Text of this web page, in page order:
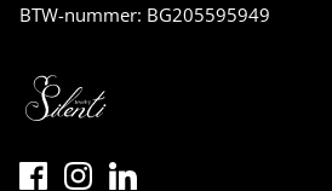
BTW-nummer: BG205595949